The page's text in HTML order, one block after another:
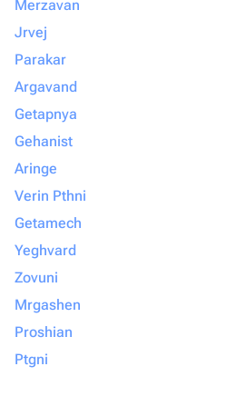
Merzavan
Jrvej
Parakar
Argavand
Getapnya
Gehanist
Aringe
Verin Pthni
Getamech
Yeghvard
Zovuni
Mrgashen
Proshian
Ptgni